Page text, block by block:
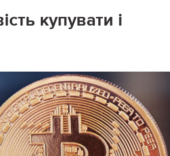
купувати і